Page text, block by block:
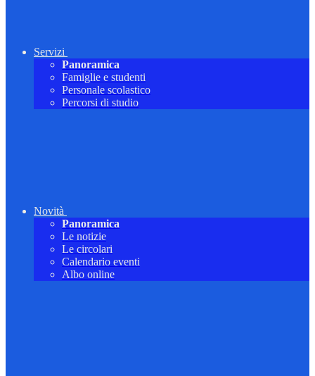
Servizi
Panoramica
Famiglie e studenti
Personale scolastico
Percorsi di studio
Novità
Panoramica
Le notizie
Le circolari
Calendario eventi
Albo online